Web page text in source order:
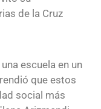
de la Cruz
escuela en un
que estos
social más